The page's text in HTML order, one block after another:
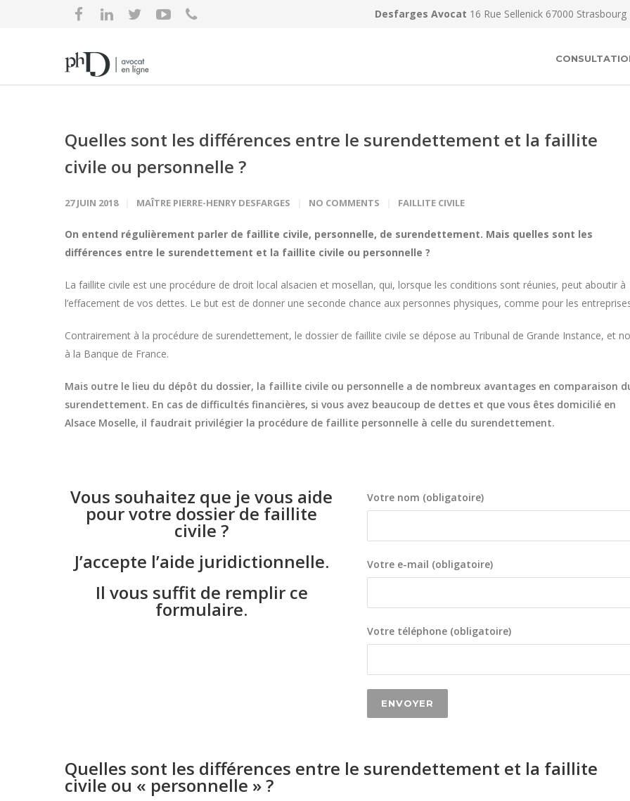
Desfarges Avocat 16 Rue Sellenick 67000 Strasbourg
Quelles sont les différences entre le surendettement et la faillite
civile ou personnelle ?
27 JUIN 2018 MAÎTRE PIERRE-HENRY DESFARGES NO COMMENTS FAILLITE CIVILE
On entend régulièrement parler de faillite civile, personnelle, de surendettement. Mais quelles sont les
différences entre le surendettement et la faillite civile ou personnelle ?
La faillite civile est une procédure de droit local alsacien et mosellan, qui, lorsque les conditions sont réunies, peut aboutir à
l’effacement de vos dettes. Le but est de donner une seconde chance aux personnes physiques, comme pour les
Contrairement à la procédure de surendettement, le dossier de faillite civile se dépose au Tribunal de Grande Instance, et
à la Banque de France.
Mais outre le lieu du dépôt du dossier, la faillite civile ou personnelle a de nombreux avantages en comparaison
surendettement. En cas de difficultés financières, si vous avez beaucoup de dettes et que vous êtes domicilié en
Alsace Moselle, il faudrait privilégier la procédure de faillite personnelle à celle du surendettement.
Vous souhaitez que je vous aide
pour votre dossier de faillite
civile ?
J’accepte l’aide juridictionnelle.
Il vous suffit de remplir ce
formulaire.
Votre nom (obligatoire)
Votre e-mail (obligatoire)
Votre téléphone (obligatoire)
Quelles sont les différences entre le surendettement et la faillite
civile ou « personnelle » ?